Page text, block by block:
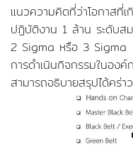
แนวความคิดที่ว่าโอกาสที่
ปฏิบัติงาน 1 ล้าน ระดับส
2 Sigma หรือ 3 Sigma
การดำเนินกิจกรรมในอง
สามารถอธิบายสรุปได้คร่า